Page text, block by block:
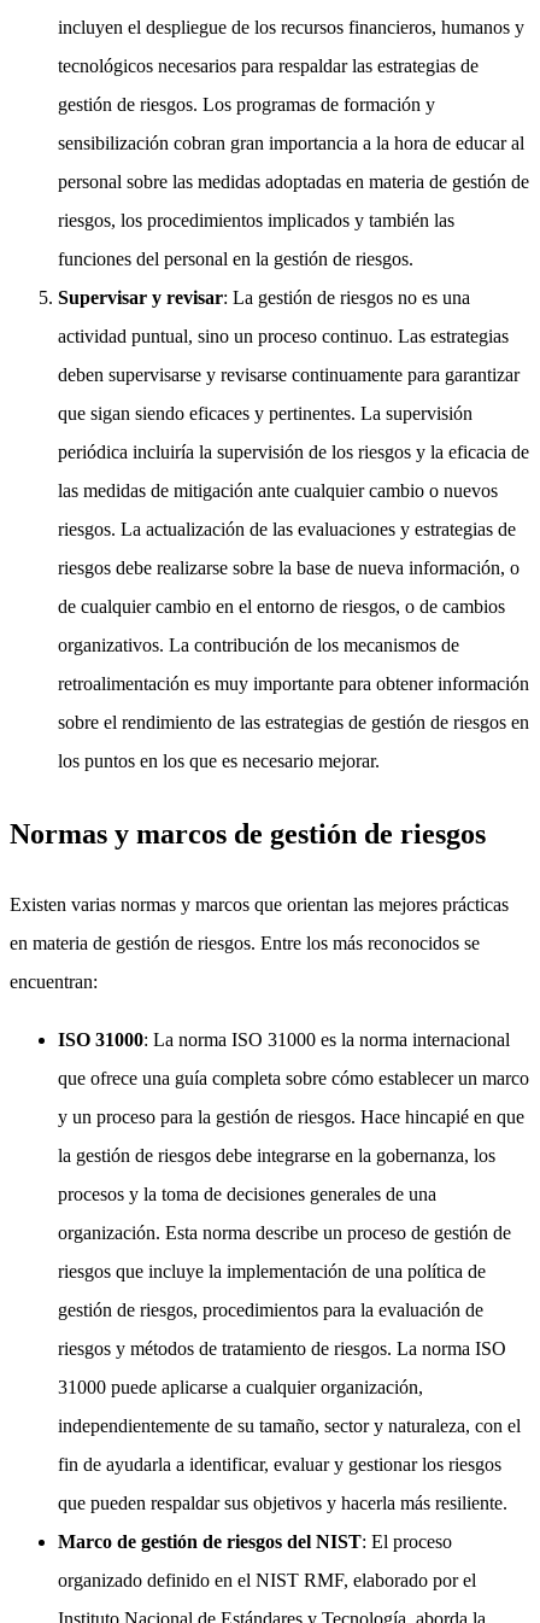
incluyen el despliegue de los recursos financieros, humanos y
tecnológicos necesarios para respaldar las estrategias de
gestión de riesgos. Los programas de formación y
sensibilización cobran gran importancia a la hora de educar al
personal sobre las medidas adoptadas en materia de gestión de
riesgos, los procedimientos implicados y también las
funciones del personal en la gestión de riesgos.
Supervisar y revisar: La gestión de riesgos no es una
actividad puntual, sino un proceso continuo. Las estrategias
deben supervisarse y revisarse continuamente para garantizar
que sigan siendo eficaces y pertinentes. La supervisión
periódica incluiría la supervisión de los riesgos y la eficacia de
las medidas de mitigación ante cualquier cambio o nuevos
riesgos. La actualización de las evaluaciones y estrategias de
riesgos debe realizarse sobre la base de nueva información, o
de cualquier cambio en el entorno de riesgos, o de cambios
organizativos. La contribución de los mecanismos de
retroalimentación es muy importante para obtener información
sobre el rendimiento de las estrategias de gestión de riesgos en
los puntos en los que es necesario mejorar.
Normas y marcos de gestión de riesgos
Existen varias normas y marcos que orientan las mejores prácticas
en materia de gestión de riesgos. Entre los más reconocidos se
encuentran:
ISO 31000: La norma ISO 31000 es la norma internacional
que ofrece una guía completa sobre cómo establecer un marco
y un proceso para la gestión de riesgos. Hace hincapié en que
la gestión de riesgos debe integrarse en la gobernanza, los
procesos y la toma de decisiones generales de una
organización. Esta norma describe un proceso de gestión de
riesgos que incluye la implementación de una política de
gestión de riesgos, procedimientos para la evaluación de
riesgos y métodos de tratamiento de riesgos. La norma ISO
31000 puede aplicarse a cualquier organización,
independientemente de su tamaño, sector y naturaleza, con el
fin de ayudarla a identificar, evaluar y gestionar los riesgos
que pueden respaldar sus objetivos y hacerla más resiliente.
Marco de gestión de riesgos del NIST: El proceso
organizado definido en el NIST RMF, elaborado por el